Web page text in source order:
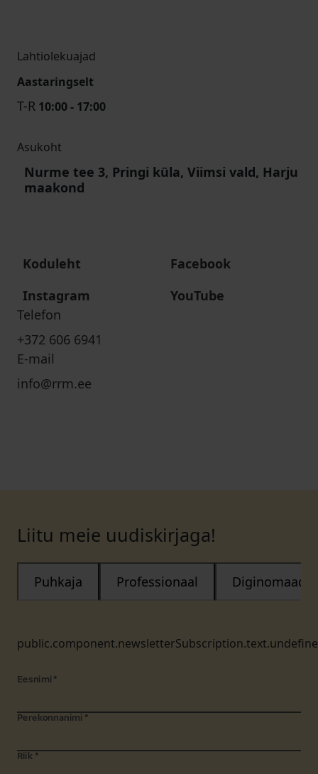
Lahtiolekuajad
Aastaringselt
T-R 10:00 - 17:00
Asukoht
Nurme tee 3, Pringi küla, Viimsi vald, Harju
maakond
Koduleht
Facebook
Instagram
YouTube
Telefon
+372 606 6941
E-mail
info@rrm.ee
Liitu meie uudiskirjaga!
Puhkaja Professionaal Diginomaad
Eesnimi *
Perekonnanimi *
Riik *